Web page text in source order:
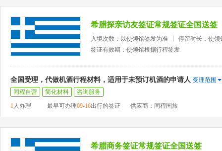
希腊探亲访友签证常规签证全国送签
入境次数：以使领馆签发为准
停留时长：使领
签证有效期：使领馆根据行程签发
全国受理，代做机酒行程材料，适用于未预订机酒的申请人 受理范围
同程自营
简化材料
咨询服务
1人办理 最早可办理09-16出行的签证 供应商：同程国旅
希腊商务签证常规签证全国送签